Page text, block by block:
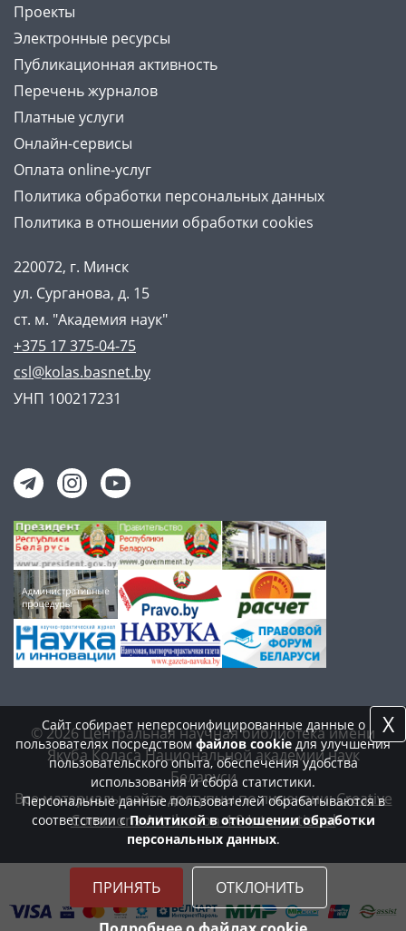
Проекты
Электронные ресурсы
Публикационная активность
Перечень журналов
Платные услуги
Онлайн-сервисы
Оплата online-услуг
Политика обработки персональных данных
Политика в отношении обработки cookies
220072, г. Минск
ул. Сурганова, д. 15
ст. м. "Академия наук"
+375 17 375-04-75
csl@kolas.basnet.by
УНП 100217231
© 2026 Центральная научная библиотека имени
Якуба Коласа Национальной академии наук
Беларуси
Все материалы сайта доступны по лицензии:Creative
Commons Attribution 4.0 International
Сайт собирает неперсонифицированные данные о
пользователях посредствомфайлов cookieдля улучшения
пользовательского опыта, обеспечения удобства
использования и сбора статистики.
Персональные данные пользователей обрабатываются в
соответствии сПолитикой в отношении обработки
персональных данных.
ПРИНЯТЬ ОТКЛОНИТЬ
X